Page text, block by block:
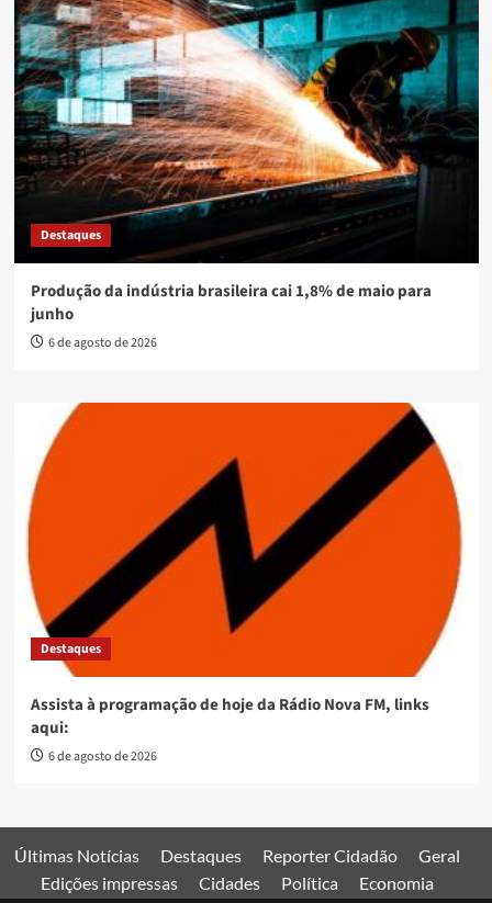
Destaques
Produção da indústria brasileira cai 1,8% de maio para
junho
6 de agosto de 2026
Destaques
Assista à programação de hoje da Rádio Nova FM, links
aqui:
6 de agosto de 2026
Últimas Notícias Destaques Reporter Cidadão
Geral
Edições impressas
Cidades Política
Economia